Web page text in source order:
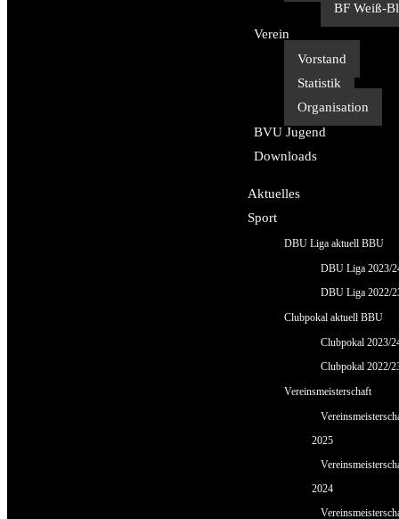
BF Weiß-
Verein
Vorstand
Statistik
Organisation
BVU Jugend
Downloads
Aktuelles
Sport
DBU Liga aktuell BBU
DBU Liga 2023/
DBU Liga 2022/
Clubpokal aktuell BBU
Clubpokal 2023/
Clubpokal 2022/
Vereinsmeisterschaft
2025
2024